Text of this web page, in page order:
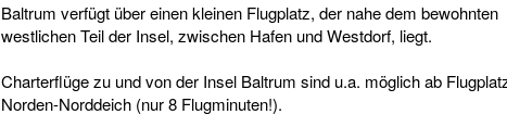
Baltrum verfügt über einen kleinen Flugplatz, der nahe dem bewohnten
westlichen Teil der Insel, zwischen Hafen und Westdorf, liegt.
Charterflüge zu und von der Insel Baltrum sind u.a. möglich ab
Norden-Norddeich (nur 8 Flugminuten!).